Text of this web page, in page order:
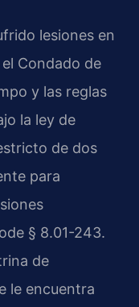
lesiones en
Condado de
y las reglas
la ley de
de dos
para
§ 8.01-243.
de
le encuentra